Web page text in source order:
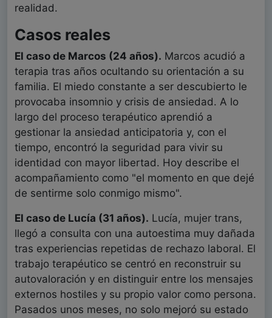
realidad.
Casos reales
El caso de Marcos (24 años). Marcos acudió a
terapia tras años ocultando su orientación a su
familia. El miedo constante a ser descubierto le
provocaba insomnio y crisis de ansiedad. A lo
largo del proceso terapéutico aprendió a
gestionar la ansiedad anticipatoria y, con el
tiempo, encontró la seguridad para vivir su
identidad con mayor libertad. Hoy describe el
acompañamiento como "el momento en que dejé
de sentirme solo conmigo mismo".
El caso de Lucía (31 años). Lucía, mujer trans,
llegó a consulta con una autoestima muy dañada
tras experiencias repetidas de rechazo laboral. El
trabajo terapéutico se centró en reconstruir su
autovaloración y en distinguir entre los mensajes
externos hostiles y su propio valor como persona.
Pasados unos meses, no solo mejoró su estado